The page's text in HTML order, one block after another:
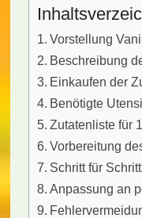
Vorstellung
Beschreibung
Einkaufen der
Benötigte
Zutatenliste für
Vorbereitung
Schritt für
Anpassung an